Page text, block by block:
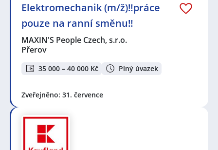
Elektromechanik (m/ž)‼️práce
pouze na ranní směnu‼️
MAXIN'S People Czech, s.r.o.
Přerov
35 000 – 40 000 Kč Plný úvazek
Zveřejněno: 31. července